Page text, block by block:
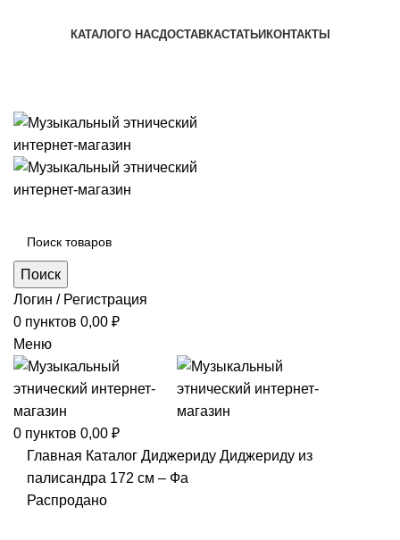
КАТАЛОГО НАСДОСТАВКАСТАТЬИ КОНТАКТЫ
Поиск
Логин / Регистрация
0 пунктов 0,00 ₽
Меню
0 пунктов 0,00 ₽
Главная Каталог Диджериду Диджериду из
палисандра 172 см – Фа
Распродано